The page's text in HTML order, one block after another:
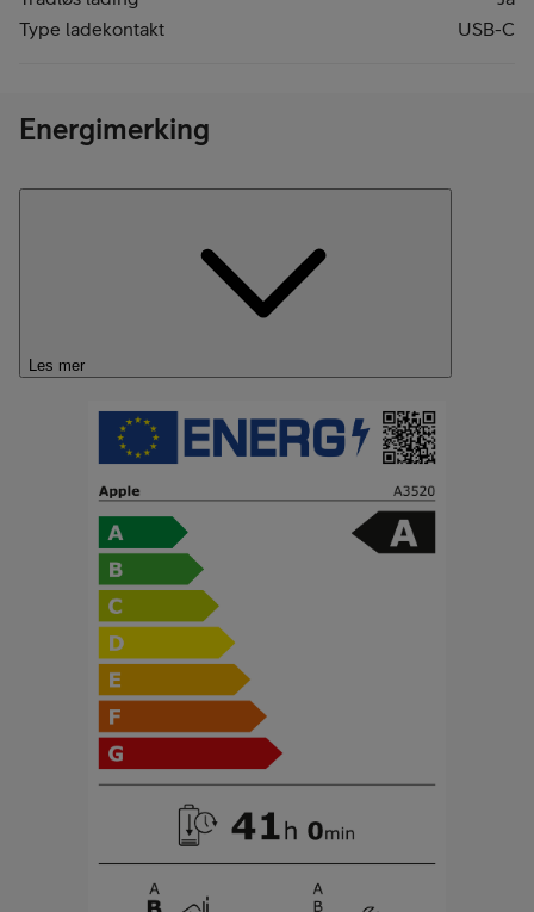
Type ladekontakt
USB-C
Energimerking
Les mer